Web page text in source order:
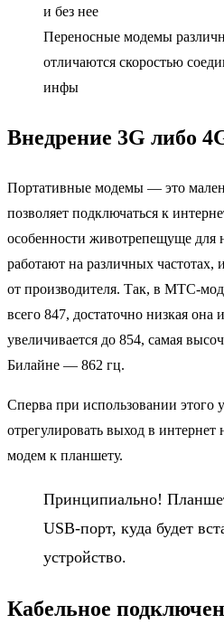
Переносные модемы
отличаются скоростью
инфы
Внедрение 3G либо
Портативные модемы — это
позволяет подключаться к
особенности животрепещуще для
работают на различных частотах,
от производителя. Так, в МТС-
всего 847, достаточно низкая
увеличивается до 854, самая
Билайне — 862 гц.
Сперва при использовании этого
отрегулировать выход в
модем к планшету.
Принципиально!
USB-порт, куда будет
устройство.
Кабельное